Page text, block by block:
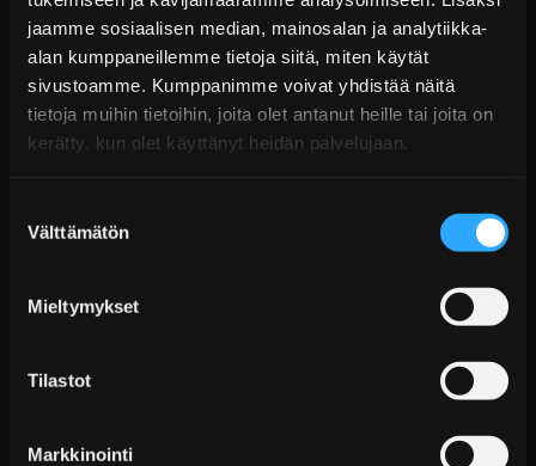
jaamme sosiaalisen median, mainosalan ja analytiikka-
alan kumppaneillemme tietoja siitä, miten käytät
sivustoamme. Kumppanimme voivat yhdistää näitä
tietoja muihin tietoihin, joita olet antanut heille tai joita on
kerätty, kun olet käyttänyt heidän palvelujaan.
valinta
Välttämätön
Mieltymykset
Tilastot
Markkinointi
Lisää Ostoskoriin
Polo 6C Blue GT...